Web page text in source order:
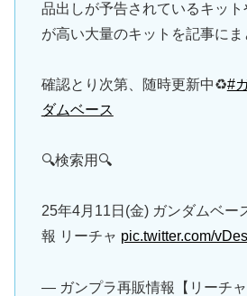
品出しが予告されているキッ
が高い大量のキットを記事に
確認とり次第、随時更新中♻️#
ダムベース
🔍検索用🔍
25年4月11日(金) ガンダムベー
報 リーチャ pic.twitter.com/
— ガンプラ再販情報【リーチャ